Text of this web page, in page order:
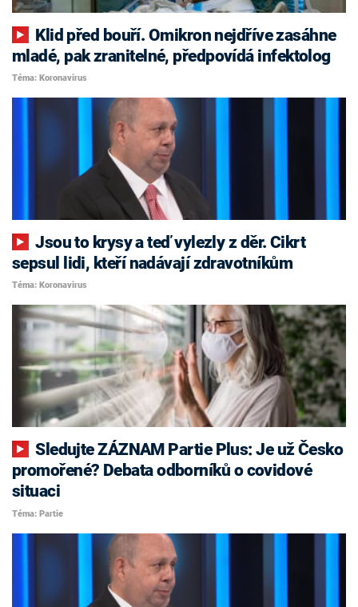
mladé, pak zranitelné, předpovídá infektolog
Téma: Koronavirus
Jsou to krysy a teď vylezly z děr. Cikrt
sepsul lidi, kteří nadávají zdravotníkům
Téma: Koronavirus
Sledujte ZÁZNAM Partie Plus: Je už Česko
promořené? Debata odborníků o covidové
situaci
Téma: Partie